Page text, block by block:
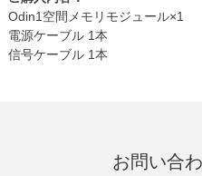
Odin1空間メモリモジュール×1
電源ケーブル 1本
信号ケーブル 1本
お問い合